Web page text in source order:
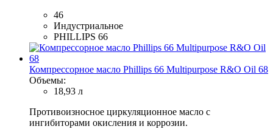
46
Индустриальное
PHILLIPS 66
Компрессорное масло Phillips 66 Multipurpose R&O Oil 68
Объемы:
18,93 л
Противоизносное циркуляционное масло с
ингибиторами окисления и коррозии.